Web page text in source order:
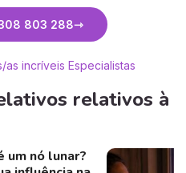
803 288
incríveis Especialistas
relativos à
um nó lunar?